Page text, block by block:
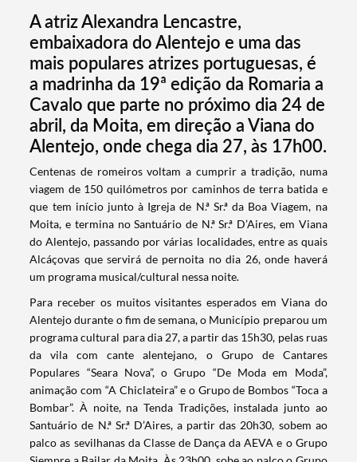
A atriz Alexandra Lencastre,
embaixadora do Alentejo e uma das
mais populares atrizes portuguesas, é
a madrinha da 19ª edição da Romaria a
Cavalo que parte no próximo dia 24 de
abril, da Moita, em direção a Viana do
Alentejo, onde chega dia 27, às 17h00.
​Centenas de romeiros voltam a cumprir a tradição, numa
viagem de 150 quilómetros por caminhos de terra batida e
que tem início junto à Igreja de N.ª Sr.ª da Boa Viagem, na
Moita, e termina no Santuário de N.ª Sr.ª D’Aires, em Viana
do Alentejo, passando por várias localidades, entre as quais
Alcáçovas que servirá de pernoita no dia 26, onde haverá
um programa musical/cultural nessa noite.
Para receber os muitos visitantes esperados em Viana do
Alentejo durante o fim de semana, o Município preparou um
programa cultural para dia 27, a partir das 15h30, pelas ruas
da vila com cante alentejano, o Grupo de Cantares
Populares “Seara Nova”, o Grupo “De Moda em Moda”,
animação com “A Chiclateira” e o Grupo de Bombos “Toca a
Bombar”. À noite, na Tenda Tradições, instalada junto ao
Santuário de N.ª Sr.ª D’Aires, a partir das 20h30, sobem ao
palco as sevilhanas da Classe de Dança da AEVA e o Grupo